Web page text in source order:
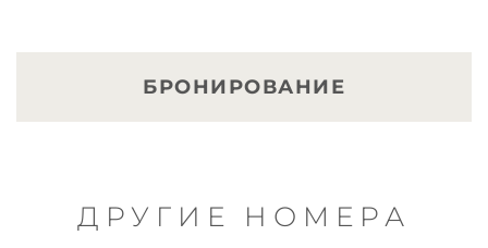
БРОНИРОВАНИЕ
ДРУГИЕ НОМЕРА